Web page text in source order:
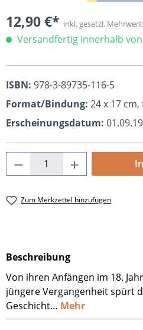
12,90 €* inkl. gesetzl.
Versandfertig innerhalb
ISBN: 978-3-89735-116-5
Format/Bindung: 24 x 17
Erscheinungsdatum:
Produkt Anzahl: Gib
Zum Merkzettel hinzufügen
Beschreibung
Von ihren Anfängen im 18.
jüngere Vergangenheit spürt
Geschicht… Mehr